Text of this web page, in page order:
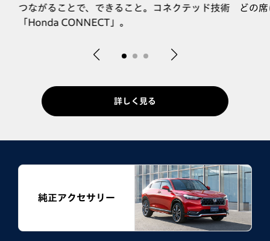
つながることで、できること。コネクテッド技術
「Honda CONNECT」。
どの
詳しく見る
純正アクセサリー